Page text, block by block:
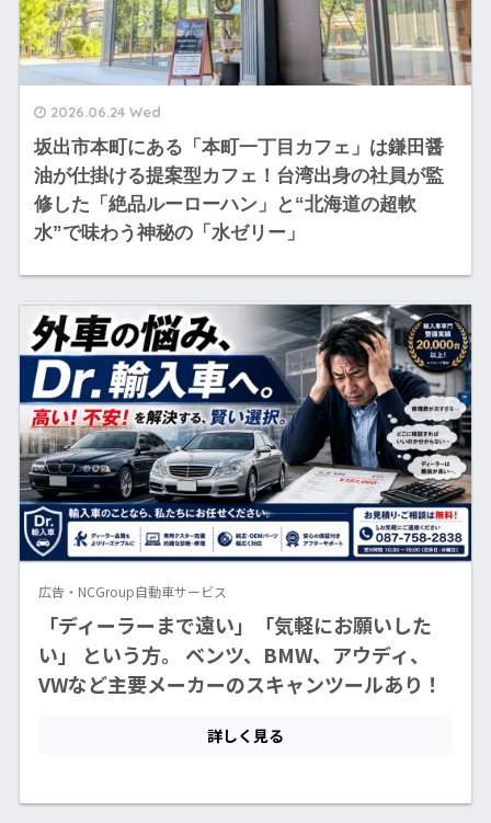
2026.06.24 Wed
坂出市本町にある「本町一丁目カフェ」は鎌田醤
油が仕掛ける提案型カフェ！台湾出身の社員が監
修した「絶品ルーローハン」と“北海道の超軟
水”で味わう神秘の「水ゼリー」